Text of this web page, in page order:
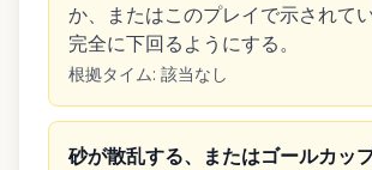
か、またはこのプレイで示されて
完全に下回るようにする。
根拠タイム: 該当なし
砂が散乱する、またはゴールカッ